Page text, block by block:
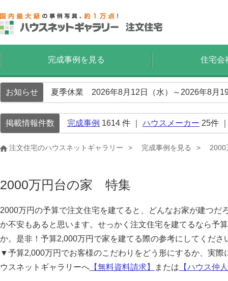
完成事例を見る 住宅会
お知らせ 夏季休業 2026年8月12日（水）～2026年8月
掲載情報件数 完成事例 1614 件 ｜ ハウスメーカー 25件
注文住宅のハウスネットギャラリー 完成事例を見る 2000
2000万円台の家 特集
2000万円の予算で注文住宅を建てると、どんなお家が建つ
か不安もあると思います。せっかく注文住宅を建てるなら予
か。是非！予算2,000万円で家を建てる際の参考にしてくだ
▼予算2,000万円でお客様のこだわりをどう形にするか、実
ウスネットギャラリーへ 【無料資料請求】 または 【ハウス仲